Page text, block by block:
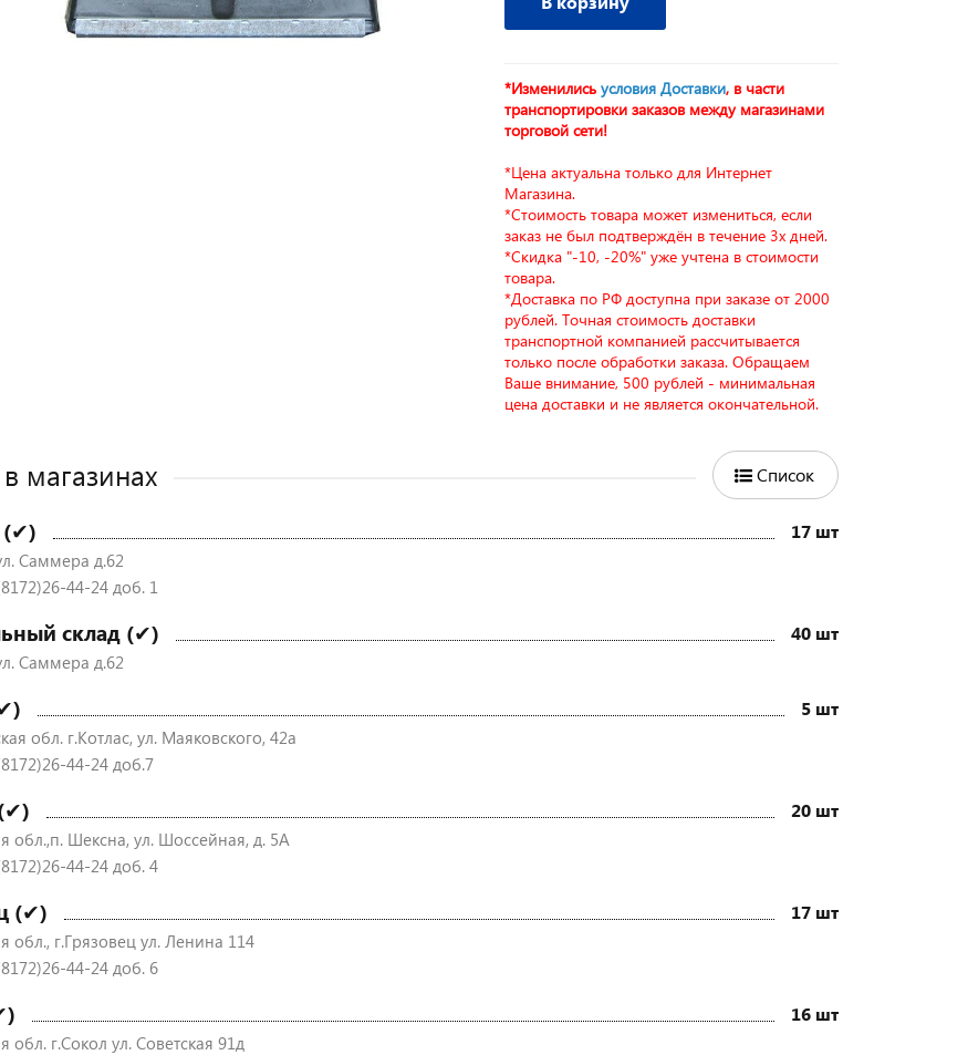
*Изменилисьусловия Доставки, в части
транспортировки заказов между магазинами
торговой сети!
*Цена актуальна только для Интернет
Магазина.
*Стоимость товара может измениться, если
заказ не был подтверждён в течение 3х дней.
*Скидка "-10, -20%" уже учтена в стоимости
товара.
*Доставка по РФ доступна при заказе от 2000
рублей. Точная стоимость доставки
транспортной компанией рассчитывается
только после обработки заказа. Обращаем
Ваше внимание, 500 рублей - минимальная
цена доставки и не является окончательной.
магазинах Список
(✔) 17 шт
Саммера д.62
44-24 доб. 1
склад (✔) 40 шт
Саммера д.62
5 шт
обл. г.Котлас, ул. Маяковского, 42а
44-24 доб.7
20 шт
обл.,п. Шексна, ул. Шоссейная, д. 5А
44-24 доб. 4
(✔) 17 шт
обл., г.Грязовец ул. Ленина 114
44-24 доб. 6
16 шт
обл. г.Сокол ул. Советская 91д